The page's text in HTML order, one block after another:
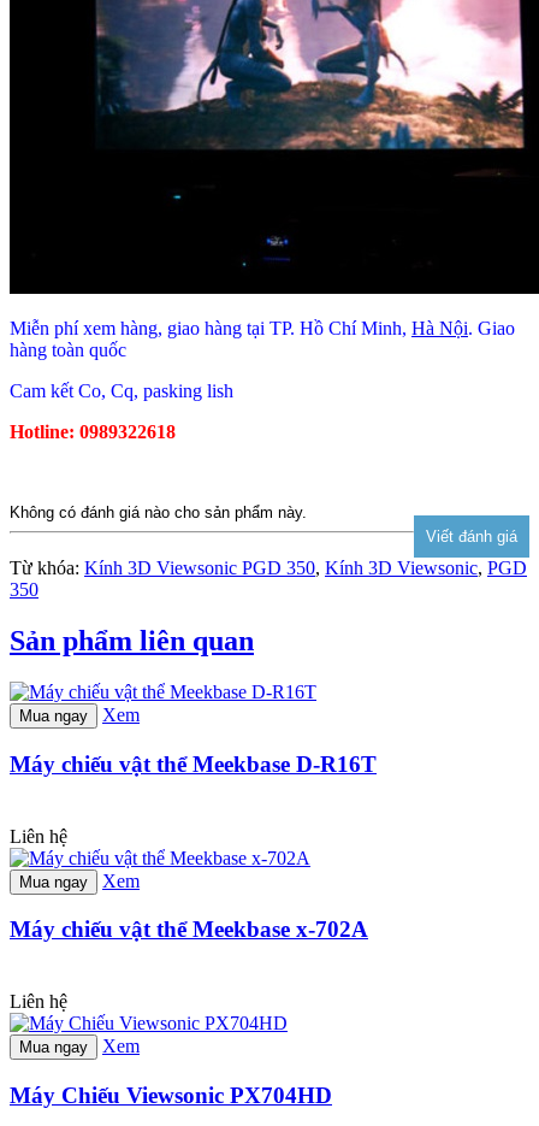
Miễn phí xem hàng, giao hàng tại TP. Hồ Chí Minh, Hà Nội. Giao
hàng toàn quốc
Cam kết Co, Cq, pasking lish
Hotline: 0989322618
Không có đánh giá nào cho sản phẩm này.
Từ khóa: Kính 3D Viewsonic PGD 350, Kính 3D Viewsonic, PGD
350
Sản phẩm liên quan
Mua ngay Xem
Máy chiếu vật thể Meekbase D-R16T
Liên hệ
Mua ngay Xem
Máy chiếu vật thể Meekbase x-702A
Liên hệ
Mua ngay Xem
Máy Chiếu Viewsonic PX704HD